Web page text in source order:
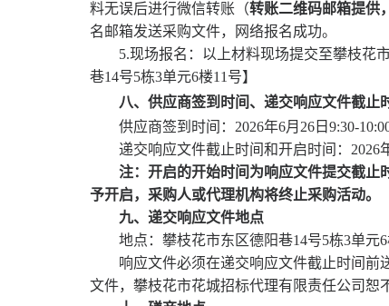
料无误后进行微信转账（转账二维码邮箱提供
名邮箱发送采购文件，网络报名成功。
5.现场报名：以上材料现场提交至攀枝花
巷14号5栋3单元6楼11号】
八、供应商签到时间、递交响应文件截止
供应商签到时间： 2026年6月 26 日9:30-10:0
递交响应文件截止时间和开启时间： 2026
注：开启的开始时间为响应文件提交截止
予开启，采购人或代理机构将终止采购活动。
九、递交响应文件地点
地点：攀枝花市东区德阳巷14号5栋3单元
响应文件必须在递交响应文件截止时间
文件，攀枝花市花城招标代理有限责任公司恕